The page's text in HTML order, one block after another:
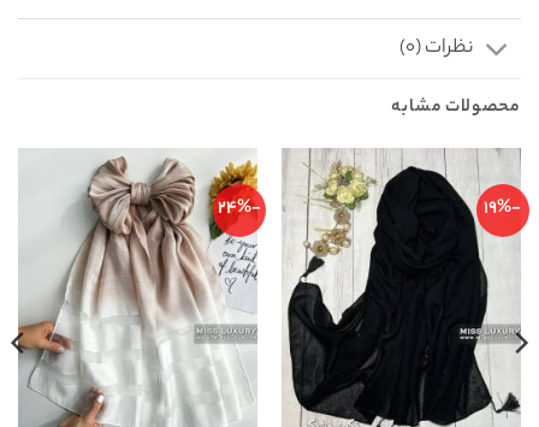
نظرات (0)
محصولات مشابه
-19%
-24%